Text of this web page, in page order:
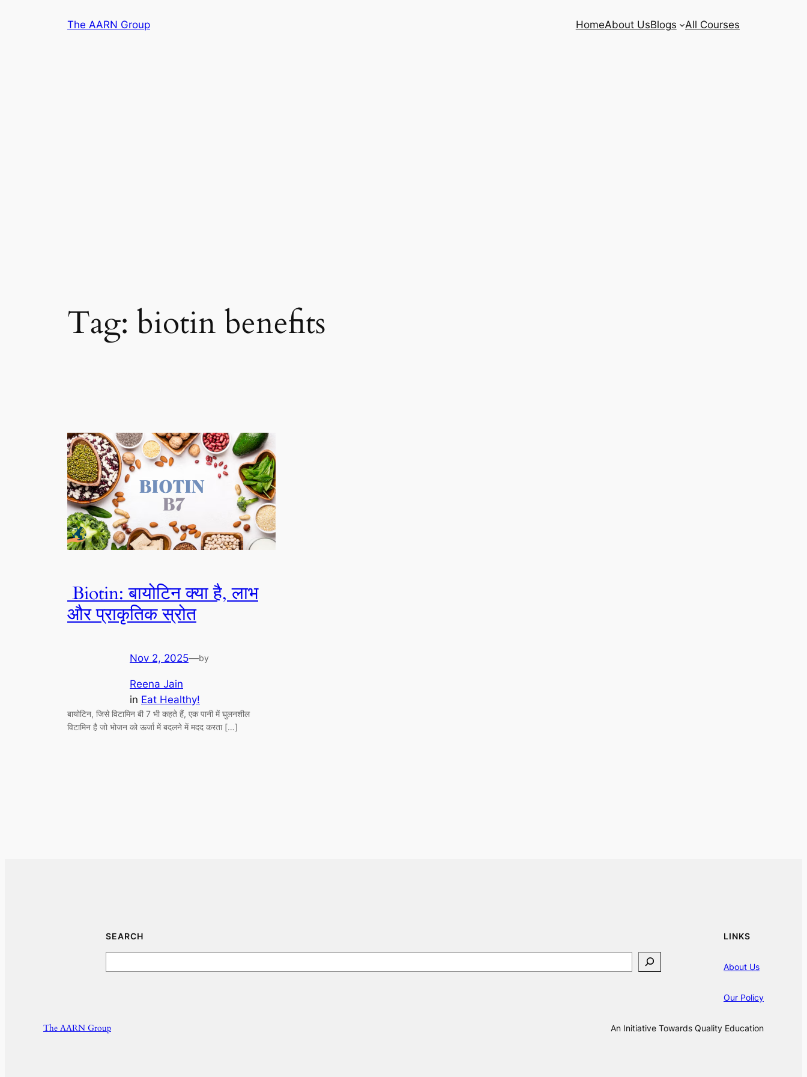
The AARN Group HomeAbout UsBlogs All Courses
Tag: biotin benefits
Biotin: बायोटिन क्या है, लाभ
और प्राकृतिक स्रोत
Nov 2, 2025—by
Reena Jain
in Eat Healthy!
बायोटिन, जिसे विटामिन बी 7 भी कहते हैं, एक पानी में घुलनशील
विटामिन है जो भोजन को ऊर्जा में बदलने में मदद करता […]
SEARCH LINKS
About Us
Our Policy
The AARN Group An Initiative Towards Quality Education